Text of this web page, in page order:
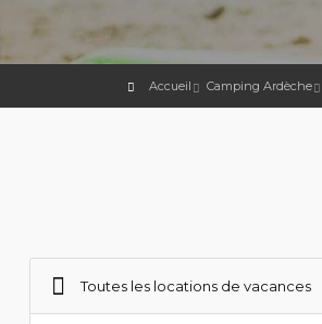
Accueil Camping Ardèche
Toutes les locations de vacances